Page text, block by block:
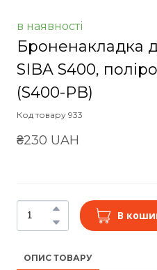
в наявності
Броненакладка
SIBA S400,
(S400-PB)
Код товару 933
₴230 UAH
В
ОПИС ТОВАРУ